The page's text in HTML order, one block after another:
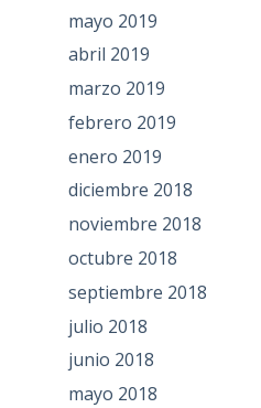
mayo 2019
abril 2019
marzo 2019
febrero 2019
enero 2019
diciembre 2018
noviembre 2018
octubre 2018
septiembre 2018
julio 2018
junio 2018
mayo 2018